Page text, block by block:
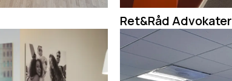
Ret&Råd Advokater